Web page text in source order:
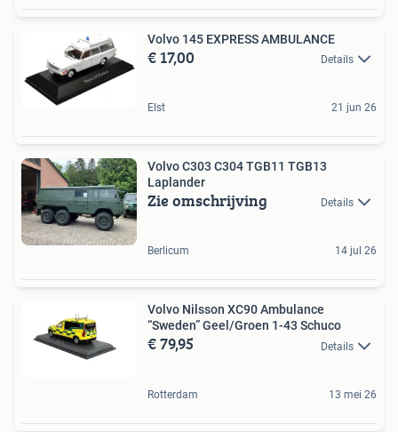
Volvo 145 EXPRESS AMBULANCE
€ 17,00 Details
Elst 21 jun 26
Volvo C303 C304 TGB11 TGB13
Laplander
Zie omschrijving Details
Berlicum 14 jul 26
Volvo Nilsson XC90 Ambulance
“Sweden” Geel/Groen 1-43 Schuco
€ 79,95 Details
Rotterdam 13 mei 26